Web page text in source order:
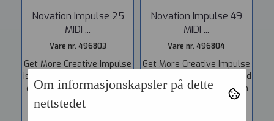
Novation Impulse 25
MIDI ...
Vare nr. 496803
Get More Creative Impulse
is our ultra-responsive and
expressive keyboard with
loads...
Novation Impulse 49
MIDI ...
Vare nr. 496804
Get More Creative Impulse
is our ultra-responsive and
expressive keyboard with
Om informasjonskapsler på dette
nettstedet